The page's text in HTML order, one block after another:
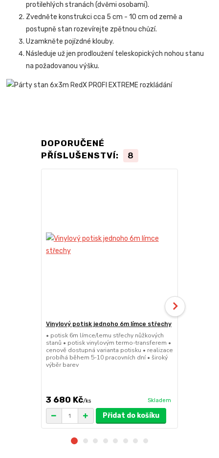
protilehlých stranách (dvěmi osobami).
Zvedněte konstrukci cca 5 cm - 10 cm od země a
postupně stan rozevírejte zpětnou chůzí.
Uzamkněte pojízdné klouby.
Následuje už jen prodloužení teleskopických nohou stanu
na požadovanou výšku.
DOPORUČENÉ
PŘÍSLUŠENSTVÍ:
8
Vinylový potisk jednoho 6m límce střechy
• potisk 6m límce/lemu střechy nůžkových
stanů • potisk vinylovým termo-transferem •
cenově dostupná varianta potisku • realizace
probíhá během 5-10 pracovních dní • široký
výběr barev
3 680 Kč/ks Skladem
Přidat do košíku